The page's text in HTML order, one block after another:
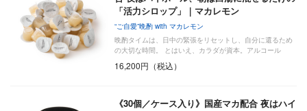
「活力シロップ」｜マカレモン
“ご自愛”晩酌 with マカレモン
晩酌タイムは、日中の緊張をリセットし、自分に還るため
の大切な時間。 とはいえ、カラダが資本。アルコール
16,200円（税込）
《30個／ケース入り》国産マカ配合 夜はハイ